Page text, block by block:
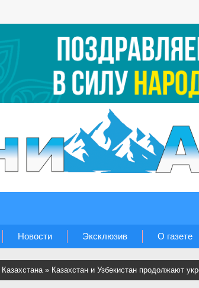
Новости Эксклюзив О газете
» Казахстан и Узбекистан продолжают